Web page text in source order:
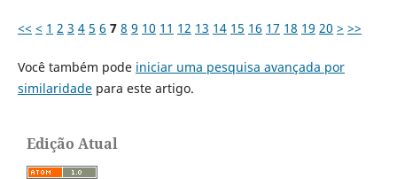
<< < 1 2 3 4 5 6 7 8 9 10 11 12 13 14 15 16 17 18 19 20 > >>
Você também pode iniciar uma pesquisa avançada por
similaridadepara este artigo.
Edição Atual